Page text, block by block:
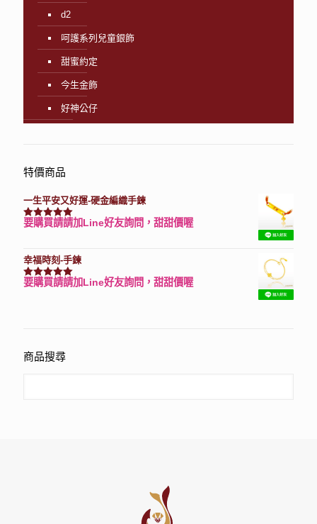
d2
呵護系列兒童銀飾
甜蜜約定
今生金飾
好神公仔
特價商品
一生平安又好運-硬金編織手鍊
評分7740滿分 5
要購買請請加Line好友詢問，甜甜價喔
幸福時刻-手鍊
評分3150滿分 5
要購買請請加Line好友詢問，甜甜價喔
商品搜尋